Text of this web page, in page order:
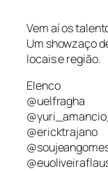
Vem aí os
Um showzaço
locais e região.
Elenco
@uelfragha
@ericktrajano